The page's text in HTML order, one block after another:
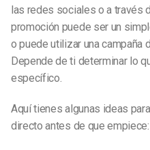
las redes sociales o a través
promoción puede ser un
o puede utilizar una campaña
Depende de ti determinar lo
específico.
Aquí tienes algunas ideas
directo antes de que empiece: